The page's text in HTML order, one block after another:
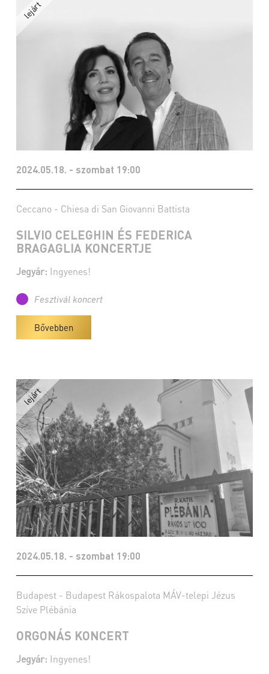
2024.05.18. - szombat 19:00
Ceccano - Chiesa di San Giovanni Battista
SILVIO CELEGHIN ÉS FEDERICA
BRAGAGLIA KONCERTJE
Jegyár: Ingyenes!
Fesztivál koncert
Bővebben
2024.05.18. - szombat 19:00
Budapest - Budapest Rákospalota MÁV-telepi Jézus
Szíve Plébánia
ORGONÁS KONCERT
Jegyár: Ingyenes!